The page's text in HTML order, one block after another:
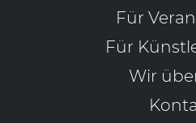
Für
Für
Wir